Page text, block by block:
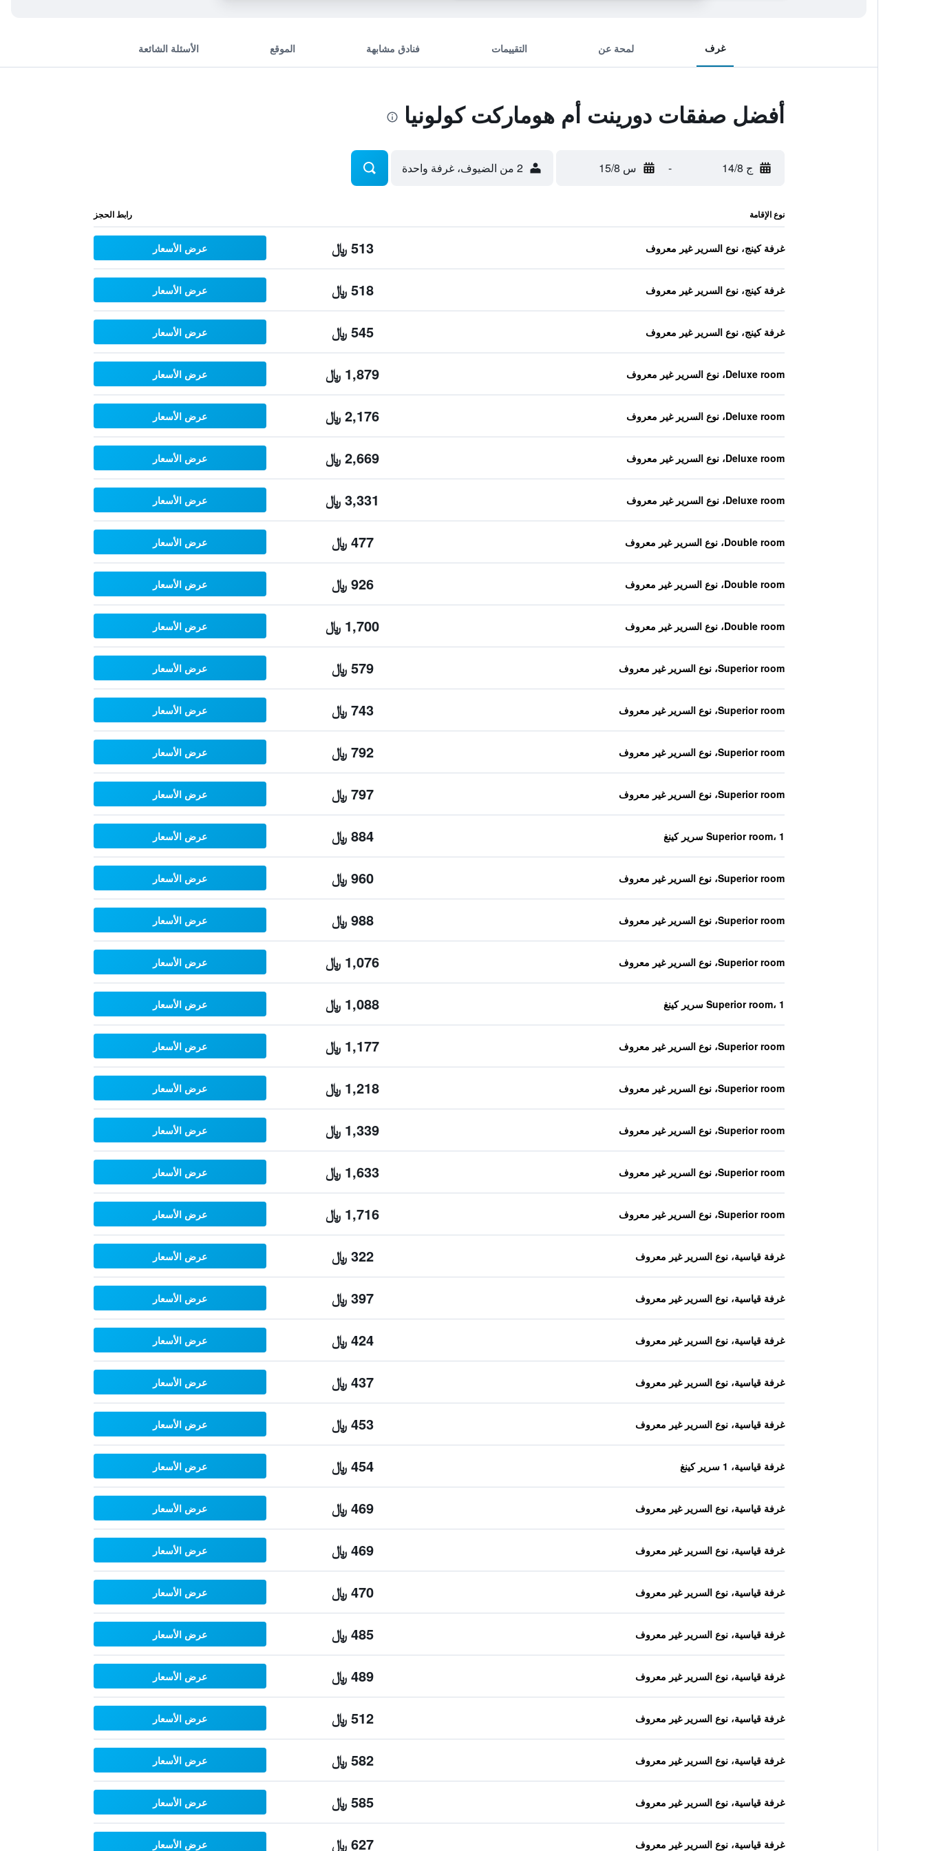
غرف لمحة عن التقييمات فنادق مشابهة الموقع الأسئلة الشائعة
أفضل صفقات دورينت أم هوماركت كولونيا
ج 14/8 - س 15/8 2 من الضيوف، غرفة واحدة
نوع الإقامة رابط الحجز
غرفة كينج، نوع السرير غير معروف 513 ﷼ عرض الأسعار
غرفة كينج، نوع السرير غير معروف 518 ﷼ عرض الأسعار
غرفة كينج، نوع السرير غير معروف 545 ﷼ عرض الأسعار
Deluxe room، نوع السرير غير معروف 1,879 ﷼ عرض الأسعار
Deluxe room، نوع السرير غير معروف 2,176 ﷼ عرض الأسعار
Deluxe room، نوع السرير غير معروف 2,669 ﷼ عرض الأسعار
Deluxe room، نوع السرير غير معروف 3,331 ﷼ عرض الأسعار
Double room، نوع السرير غير معروف 477 ﷼ عرض الأسعار
Double room، نوع السرير غير معروف 926 ﷼ عرض الأسعار
Double room، نوع السرير غير معروف 1,700 ﷼ عرض الأسعار
Superior room، نوع السرير غير معروف 579 ﷼ عرض الأسعار
Superior room، نوع السرير غير معروف 743 ﷼ عرض الأسعار
Superior room، نوع السرير غير معروف 792 ﷼ عرض الأسعار
Superior room، نوع السرير غير معروف 797 ﷼ عرض الأسعار
Superior room، 1 سرير كينغ 884 ﷼ عرض الأسعار
Superior room، نوع السرير غير معروف 960 ﷼ عرض الأسعار
Superior room، نوع السرير غير معروف 988 ﷼ عرض الأسعار
Superior room، نوع السرير غير معروف 1,076 ﷼ عرض الأسعار
Superior room، 1 سرير كينغ 1,088 ﷼ عرض الأسعار
Superior room، نوع السرير غير معروف 1,177 ﷼ عرض الأسعار
Superior room، نوع السرير غير معروف 1,218 ﷼ عرض الأسعار
Superior room، نوع السرير غير معروف 1,339 ﷼ عرض الأسعار
Superior room، نوع السرير غير معروف 1,633 ﷼ عرض الأسعار
Superior room، نوع السرير غير معروف 1,716 ﷼ عرض الأسعار
غرفة قياسية، نوع السرير غير معروف 322 ﷼ عرض الأسعار
غرفة قياسية، نوع السرير غير معروف 397 ﷼ عرض الأسعار
غرفة قياسية، نوع السرير غير معروف 424 ﷼ عرض الأسعار
غرفة قياسية، نوع السرير غير معروف 437 ﷼ عرض الأسعار
غرفة قياسية، نوع السرير غير معروف 453 ﷼ عرض الأسعار
غرفة قياسية، 1 سرير كينغ 454 ﷼ عرض الأسعار
غرفة قياسية، نوع السرير غير معروف 469 ﷼ عرض الأسعار
غرفة قياسية، نوع السرير غير معروف 469 ﷼ عرض الأسعار
غرفة قياسية، نوع السرير غير معروف 470 ﷼ عرض الأسعار
غرفة قياسية، نوع السرير غير معروف 485 ﷼ عرض الأسعار
غرفة قياسية، نوع السرير غير معروف 489 ﷼ عرض الأسعار
غرفة قياسية، نوع السرير غير معروف 512 ﷼ عرض الأسعار
غرفة قياسية، نوع السرير غير معروف 582 ﷼ عرض الأسعار
غرفة قياسية، نوع السرير غير معروف 585 ﷼ عرض الأسعار
غرفة قياسية، نوع السرير غير معروف 627 ﷼ عرض الأسعار